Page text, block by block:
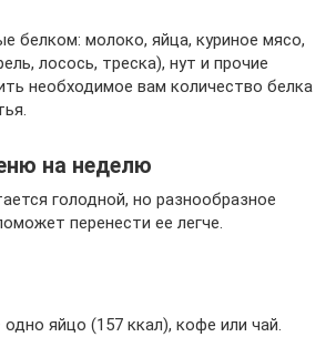
белком: молоко, яйца, куриное мясо,
лосось, треска), нут и прочие
необходимое вам количество белка
на неделю
голодной, но разнообразное
перенести ее легче.
яйцо (157 ккал), кофе или чай.